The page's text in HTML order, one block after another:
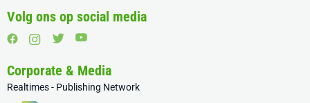
Volg ons op social media
Corporate & Media
Realtimes - Publishing Network